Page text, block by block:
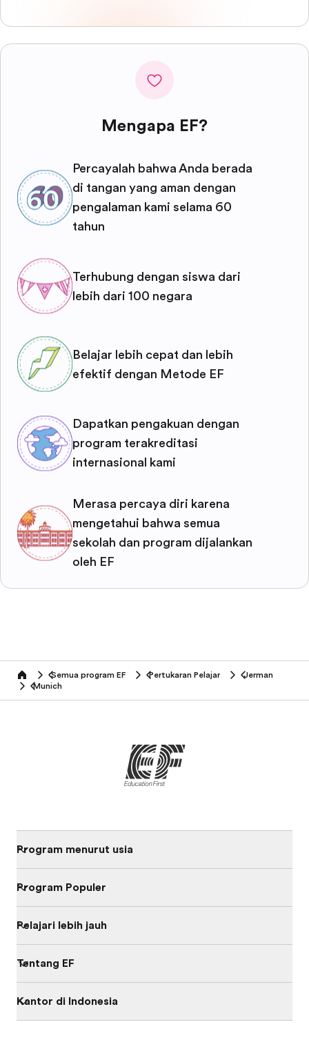
Mengapa EF?
Percayalah bahwa Anda berada
di tangan yang aman dengan
pengalaman kami selama 60
tahun
Terhubung dengan siswa dari
lebih dari 100 negara
Belajar lebih cepat dan lebih
efektif dengan Metode EF
Dapatkan pengakuan dengan
program terakreditasi
internasional kami
Merasa percaya diri karena
mengetahui bahwa semua
sekolah dan program dijalankan
oleh EF
home Semua program EF Pertukaran Pelajar
Jerman
Munich
Program menurut usia
Program Populer
Pelajari lebih jauh
Tentang EF
Kantor di Indonesia